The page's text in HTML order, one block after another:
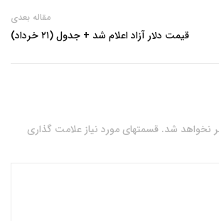
مقاله بعدی
قیمت دلار آزاد اعلام شد + جدول (۲۱ خرداد)
نخواهد شد. قسمتهای مورد نیاز علامت گذاری